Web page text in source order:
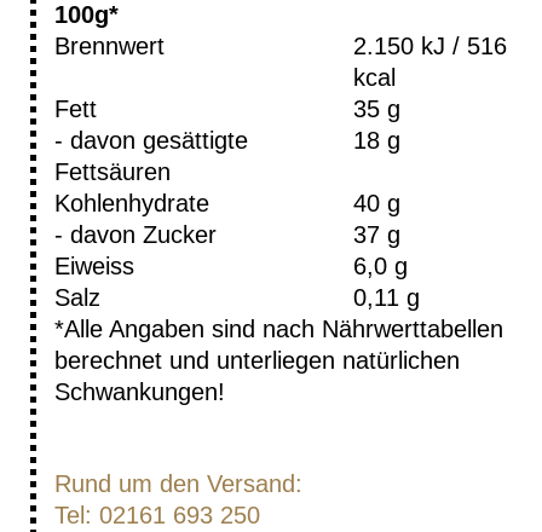
100g*
Brennwert
2.150 kJ / 516
kcal
Fett
35 g
- davon gesättigte
Fettsäuren
18 g
Kohlenhydrate
40 g
- davon Zucker
37 g
Eiweiss
6,0 g
Salz
0,11 g
*Alle Angaben sind nach Nährwerttabellen
berechnet und unterliegen natürlichen
Schwankungen!
Rund um den Versand:
Tel: 02161 693 250